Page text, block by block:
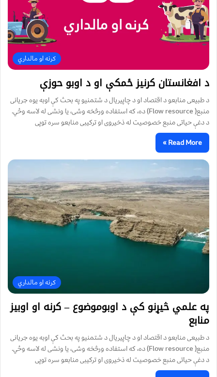
کرنه او مالداري
د افغانستان کرنیز ځمکې او د اوبو حوزې
د طبیعی منابعو د اقتصاد او د چاپیریال د شتمنیو په بحث کې اوبه یوه جریانی
منبع( Flow resource) ده، که استفاده ورڅخه وشی، یا ونشی له لاسه وځي.
د دغې حیاتی منبع خصوصیت له ذخیروی او ترکیبی منابعو سره توپی
Read More »
کرنه او مالداري
په علمي څیړنو کې د اوبوموضوع – کرنه او اوبیز
منابع
د طبیعی منابعو د اقتصاد او د چاپیریال د شتمنیو په بحث کې اوبه یوه جریانی
منبع( Flow resource) ده، که استفاده ورڅخه وشی، یا ونشی له لاسه وځي.
د دغې حیاتی منبع خصوصیت له ذخیروی او ترکیبی منابعو سره توپی